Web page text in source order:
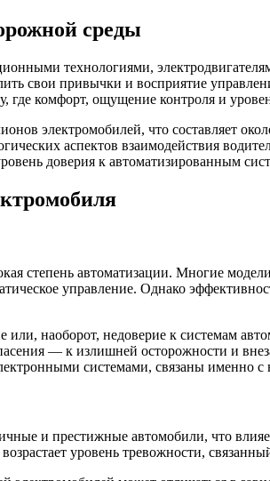
среды
технологиями,
свои привычки и восприятие
где комфорт, ощущение контроля и
электромобилей, что составляет
аспектов взаимодействия
доверия к автоматизированным
степень автоматизации. Многие
управление. Однако
или, наоборот, недоверие к системам
— к излишней осторожности и
системами, связаны именно
и престижные автомобили, что
уровень тревожности,